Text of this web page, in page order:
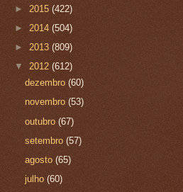
► 2015 (422)
► 2014 (504)
► 2013 (809)
▼ 2012 (612)
dezembro(60)
novembro(53)
outubro(67)
setembro(57)
agosto(65)
julho(60)